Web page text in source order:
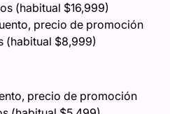
(habitual $16,999)
precio de promoción
(habitual $8,999)
precio de promoción